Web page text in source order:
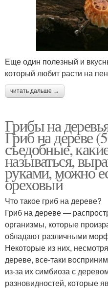
Еще один полезный и
который любит расти на
читать дальше →
Грибы на
Гриб на дереве
съедобные,
называться,
руками, можно
ореховый
Что такое гриб на дереве?
Гриб на дереве —
организмы, которые
обладают различными
Некоторые из них,
дереве, все-таки
из-за их симбиоза с
разновидностей, которые